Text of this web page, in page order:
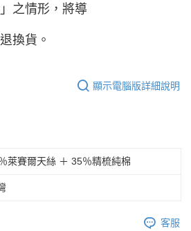
之情形，將導
換貨。
顯示電腦版詳細說明
萊賽爾天絲 ＋ 35％精梳純棉
客服